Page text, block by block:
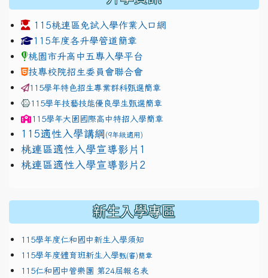
115桃連區免試入學作業入口網
link to https://www.jhjhs.tyc.edu.tw/modules/
115年度各升學管道簡章
桃園市升高中五專入學平台
技專校院招生委員會聯合會
115學年特色招生專業群科甄選簡章
115學年技藝技能優良學生甄選簡章
115學年大園國際高中特招入學簡章
115適性入學講綱 (9年級適用)
link to https://docs.google.com/presentation/d/
桃連區適性入學宣導影片1
link to https://docs.google.com/presentation/d/
桃連區適性入學宣導影片2
新生入學專區
115學年度仁和國中新生入學須知
115學年度體育班新生入學甄(審)簡章
115仁和國中管樂團 第24屆報名表